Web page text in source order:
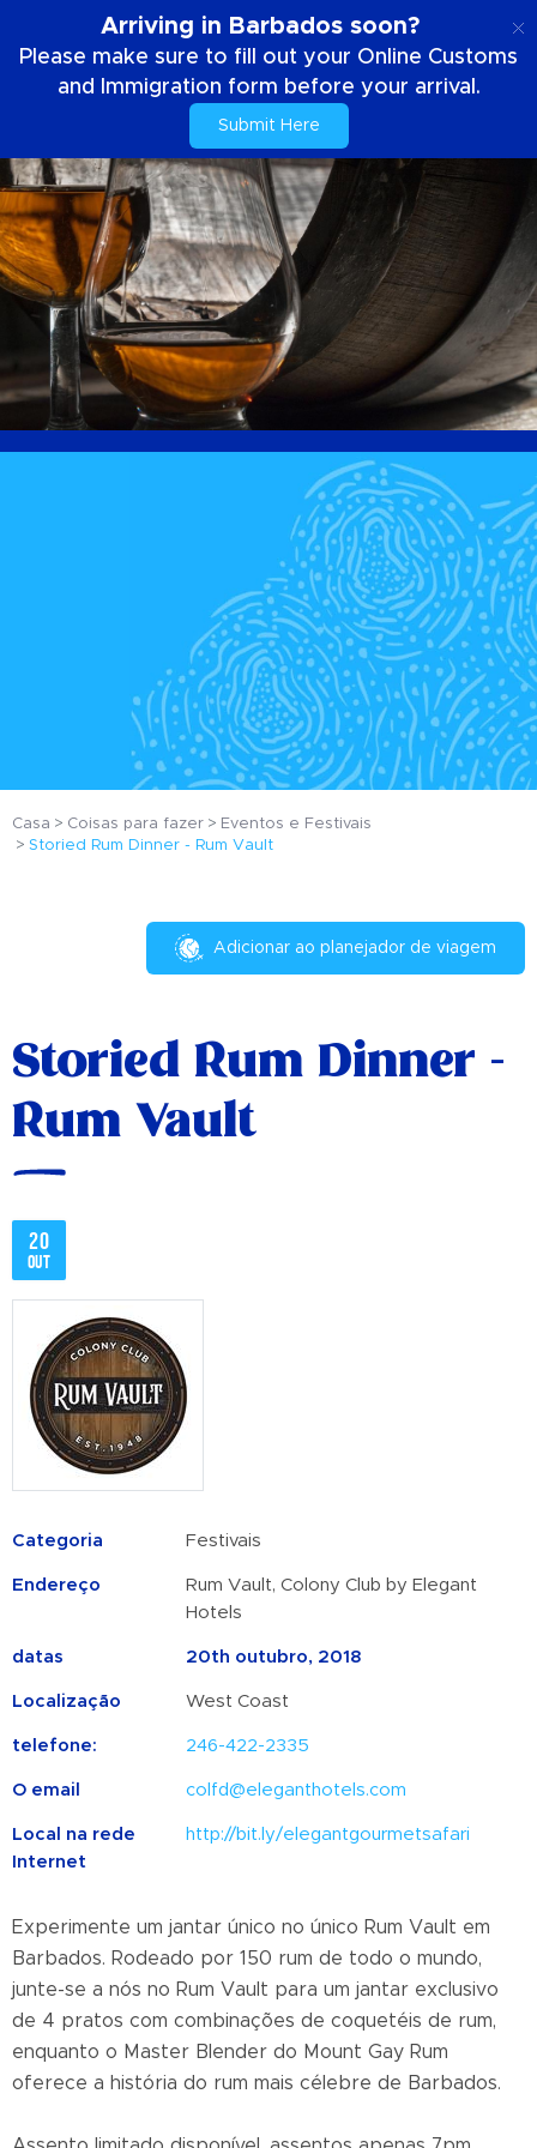
Arriving in Barbados soon?
Please make sure to fill out your Online Customs
and Immigration form before your arrival.
Submit Here
Casa Coisas para fazer
Eventos e Festivais
Storied Rum Dinner - Rum Vault
Adicionar ao planejador de viagem
Storied Rum Dinner -
Rum Vault
20
out
Categoria Festivais
Endereço
Rum Vault, Colony Club by Elegant
Hotels
datas 20th outubro, 2018
Localização West Coast
telefone: 246-422-2335
O email colfd@eleganthotels.com
Local na rede
Internet
http://bit.ly/elegantgourmetsafari
Experimente um jantar único no único Rum Vault em
Barbados. Rodeado por 150 rum de todo o mundo,
junte-se a nós no Rum Vault para um jantar exclusivo
de 4 pratos com combinações de coquetéis de rum,
enquanto o Master Blender do Mount Gay Rum
oferece a história do rum mais célebre de Barbados.